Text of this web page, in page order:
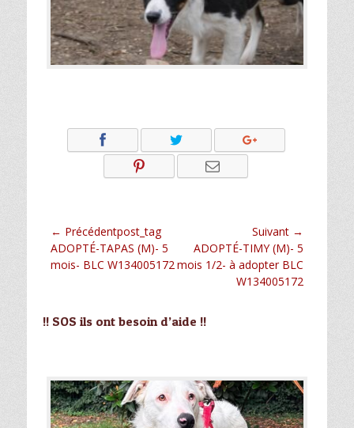
Navigation
de
l’article
← Précédentpost_tag
Article
précédent :
ADOPTÉ-TAPAS (M)- 5
mois- BLC W134005172
Suivant →
Article
suivant :
ADOPTÉ-TIMY (M)- 5
mois 1/2- à adopter BLC
W134005172
!! SOS ils ont besoin d’aide !!